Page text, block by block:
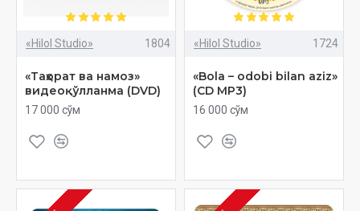
«Hilol Studio» 1804
«Таҳорат ва намоз»
видеоқўлланма (DVD)
17 000 сўм
«Hilol Studio» 1724
«Bola – odobi bilan aziz»
(CD MP3)
16 000 сўм